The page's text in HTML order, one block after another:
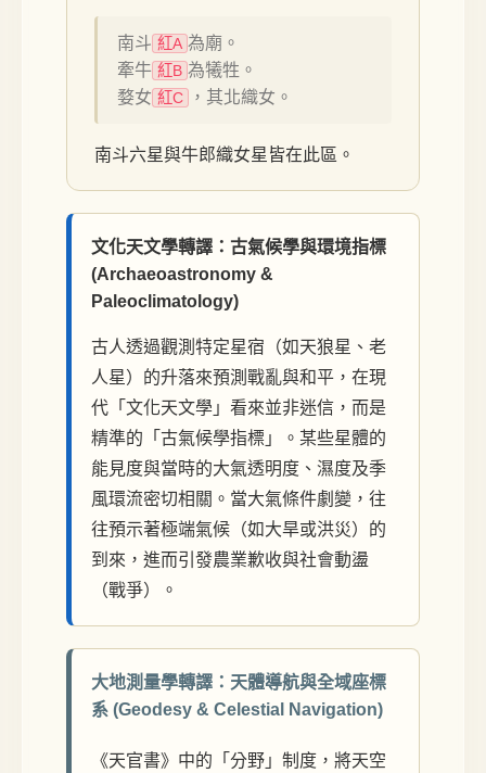
南斗 紅A 為廟。
牽牛 紅B 為犧牲。
婺女 紅C ，其北織女。
南斗六星與牛郎織女星皆在此區。
文化天文學轉譯：古氣候學與環境指標
(Archaeoastronomy &
Paleoclimatology)
古人透過觀測特定星宿（如天狼星、老
人星）的升落來預測戰亂與和平，在現
代「文化天文學」看來並非迷信，而是
精準的「古氣候學指標」。某些星體的
能見度與當時的大氣透明度、濕度及季
風環流密切相關。當大氣條件劇變，往
往預示著極端氣候（如大旱或洪災）的
到來，進而引發農業歉收與社會動盪
（戰爭）。
大地測量學轉譯：天體導航與全域座標
系 (Geodesy & Celestial Navigation)
《天官書》中的「分野」制度，將天空